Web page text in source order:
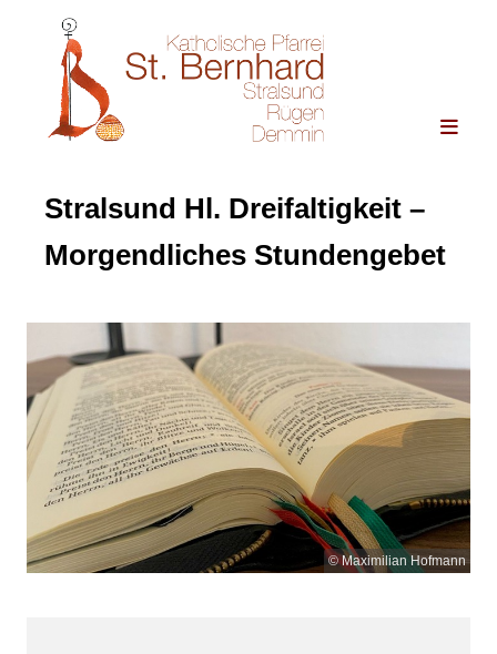
Stralsund Hl. Dreifaltigkeit –
Morgendliches Stundengebet
© Maximilian Hofmann